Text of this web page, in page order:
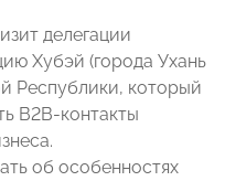
делегации
Хубэй (города Ухань
Республики, который
В2В-контакты
об особенностях